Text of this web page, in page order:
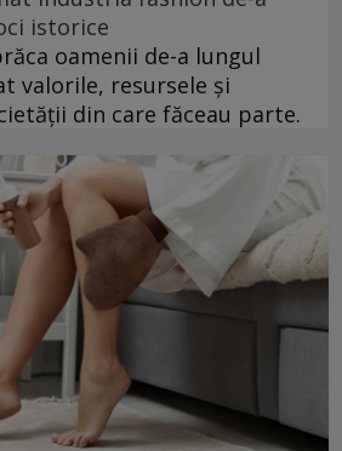
istorice
oamenii de-a lungul
valorile, resursele și
din care făceau parte.